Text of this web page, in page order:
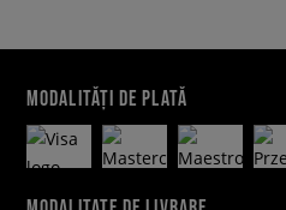
MODALITĂȚI DE PLATĂ